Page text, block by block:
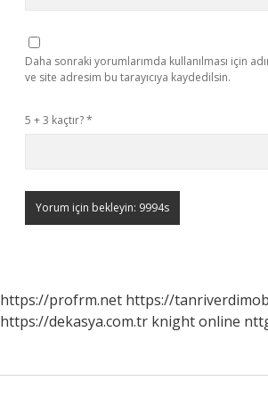
Daha sonraki yorumlarımda kullanılması için
ve site adresim bu tarayıcıya kaydedilsin.
5 + 3 kaçtır?*
https://profrm.net https://
https://dekasya.com.tr knight online